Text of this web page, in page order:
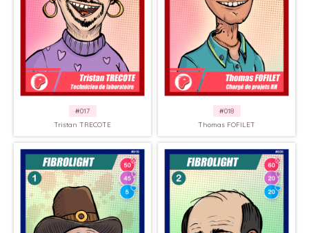
#017
Tristan TRECOTE
#018
Thomas FOFILET